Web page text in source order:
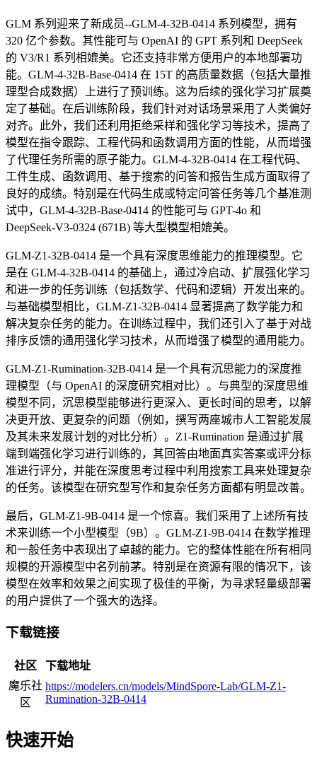
GLM 系列迎来了新成员--GLM-4-32B-0414 系列模型，拥有
320 亿个参数。其性能可与 OpenAI 的 GPT 系列和 DeepSeek
的 V3/R1 系列相媲美。它还支持非常方便用户的本地部署功
能。GLM-4-32B-Base-0414 在 15T 的高质量数据（包括大量推
理型合成数据）上进行了预训练。这为后续的强化学习扩展奠
定了基础。在后训练阶段，我们针对对话场景采用了人类偏好
对齐。此外，我们还利用拒绝采样和强化学习等技术，提高了
模型在指令跟踪、工程代码和函数调用方面的性能，从而增强
了代理任务所需的原子能力。GLM-4-32B-0414 在工程代码、
工件生成、函数调用、基于搜索的问答和报告生成方面取得了
良好的成绩。特别是在代码生成或特定问答任务等几个基准测
试中，GLM-4-32B-Base-0414 的性能可与 GPT-4o 和
DeepSeek-V3-0324 (671B) 等大型模型相媲美。
GLM-Z1-32B-0414 是一个具有深度思维能力的推理模型。它
是在 GLM-4-32B-0414 的基础上，通过冷启动、扩展强化学习
和进一步的任务训练（包括数学、代码和逻辑）开发出来的。
与基础模型相比，GLM-Z1-32B-0414 显著提高了数学能力和
解决复杂任务的能力。在训练过程中，我们还引入了基于对战
排序反馈的通用强化学习技术，从而增强了模型的通用能力。
GLM-Z1-Rumination-32B-0414 是一个具有沉思能力的深度推
理模型（与 OpenAI 的深度研究相对比）。与典型的深度思维
模型不同，沉思模型能够进行更深入、更长时间的思考，以解
决更开放、更复杂的问题（例如，撰写两座城市人工智能发展
及其未来发展计划的对比分析）。Z1-Rumination 是通过扩展
端到端强化学习进行训练的，其回答由地面真实答案或评分标
准进行评分，并能在深度思考过程中利用搜索工具来处理复杂
的任务。该模型在研究型写作和复杂任务方面都有明显改善。
最后，GLM-Z1-9B-0414 是一个惊喜。我们采用了上述所有技
术来训练一个小型模型（9B）。GLM-Z1-9B-0414 在数学推理
和一般任务中表现出了卓越的能力。它的整体性能在所有相同
规模的开源模型中名列前茅。特别是在资源有限的情况下，该
模型在效率和效果之间实现了极佳的平衡，为寻求轻量级部署
的用户提供了一个强大的选择。
下载链接
社区
下载地址
魔乐社
区
https://modelers.cn/models/MindSpore-Lab/GLM-Z1-
Rumination-32B-0414
快速开始